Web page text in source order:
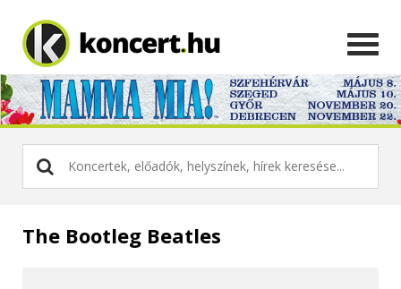
The Bootleg Beatles